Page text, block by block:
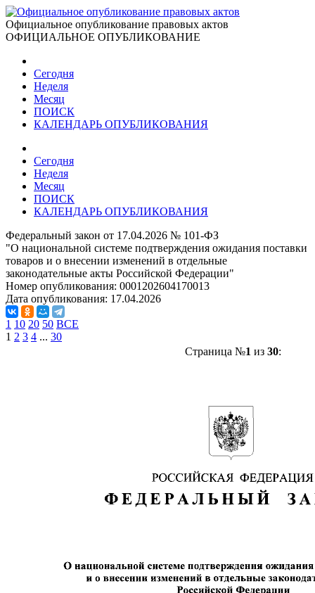
Официальное опубликование правовых актов
ОФИЦИАЛЬНОЕ ОПУБЛИКОВАНИЕ
Сегодня
Неделя
Месяц
ПОИСК
КАЛЕНДАРЬ ОПУБЛИКОВАНИЯ
Сегодня
Неделя
Месяц
ПОИСК
КАЛЕНДАРЬ ОПУБЛИКОВАНИЯ
Федеральный закон от 17.04.2026 № 101-ФЗ
"О национальной системе подтверждения ожидания поставки
товаров и о внесении изменений в отдельные
законодательные акты Российской Федерации"
Номер опубликования: 0001202604170013
Дата опубликования: 17.04.2026
1 10 20 50 ВСЕ
1 2 3 4 ... 30
Страница №1 из 30: